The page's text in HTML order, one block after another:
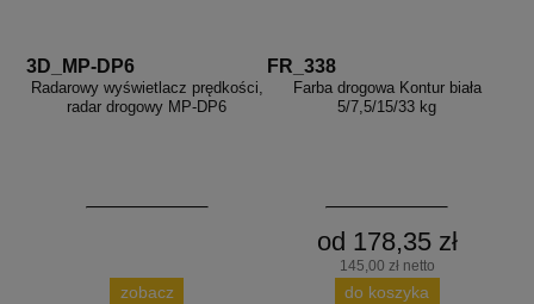
3D_MP-DP6
Radarowy wyświetlacz prędkości,
radar drogowy MP-DP6
zobacz
FR_338
Farba drogowa Kontur biała
5/7,5/15/33 kg
od 178,35 zł
145,00 zł netto
do koszyka